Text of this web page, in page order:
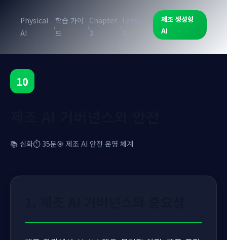
Physical
AI
›
학습 가이
드
›
Chapter
3
›
Lesson
10
제조 생성형
AI
10
📚 심화⏱️ 35분🎯 제조 AI 안전 운영 체계